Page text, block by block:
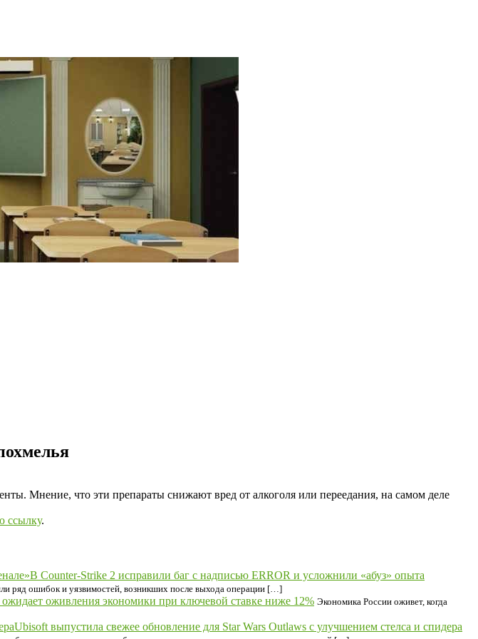
Мнение, что эти препараты снижают вред от алкоголя или переедания, на самом деле
ссылку.
В Counter-Strike 2 исправили баг с надписью ERROR и усложнили «абуз» опыта
ряд ошибок и уязвимостей, возникших после выхода операции […]
ожидает оживления экономики при ключевой ставке ниже 12% Экономика России оживет, когда
Ubisoft выпустила свежее обновление для Star Wars Outlaws с улучшением стелса и спидера